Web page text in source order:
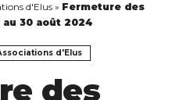
d'Elus» Fermeture des
au 30 août 2024
d'Elus
des